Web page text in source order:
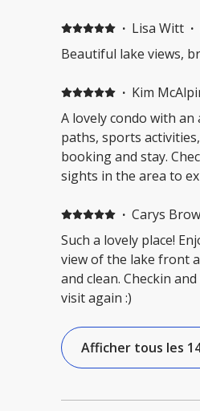
· Lisa Witt ·
Beautiful lake views,
· Kim
A lovely condo with an amazing view. The unit
paths, sports
booking and stay. Check in and out was easy. There are many interesting
· Carys
Such a lovely place!
view of the lake front
and clean. Checkin
visit again :)
Afficher tous les